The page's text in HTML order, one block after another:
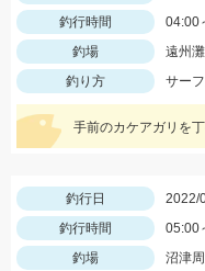
釣行時間
04:00
釣場
遠州
釣り方
サー
釣行日
2022/
釣行時間
05:00
釣場
沼津